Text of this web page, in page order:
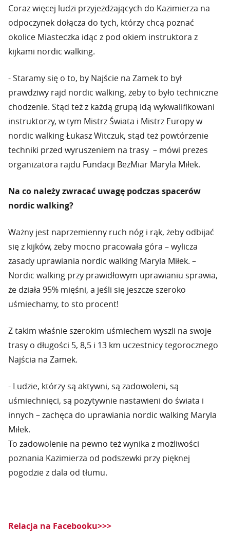
Coraz więcej ludzi przyjeżdżających do Kazimierza na
odpoczynek dołącza do tych, którzy chcą poznać
okolice Miasteczka idąc z pod okiem instruktora z
kijkami nordic walking.
- Staramy się o to, by Najście na Zamek to był
prawdziwy rajd nordic walking, żeby to było techniczne
chodzenie. Stąd też z każdą grupą idą wykwalifikowani
instruktorzy, w tym Mistrz Świata i Mistrz Europy w
nordic walking Łukasz Witczuk, stąd też powtórzenie
techniki przed wyruszeniem na trasy – mówi prezes
organizatora rajdu Fundacji BezMiar Maryla Miłek.
Na co należy zwracać uwagę podczas spacerów
nordic walking?
Ważny jest naprzemienny ruch nóg i rąk, żeby odbijać
się z kijków, żeby mocno pracowała góra – wylicza
zasady uprawiania nordic walking Maryla Miłek. –
Nordic walking przy prawidłowym uprawianiu sprawia,
że działa 95% mięśni, a jeśli się jeszcze szeroko
uśmiechamy, to sto procent!
Z takim właśnie szerokim uśmiechem wyszli na swoje
trasy o długości 5, 8,5 i 13 km uczestnicy tegorocznego
Najścia na Zamek.
- Ludzie, którzy są aktywni, są zadowoleni, są
uśmiechnięci, są pozytywnie nastawieni do świata i
innych – zachęca do uprawiania nordic walking Maryla
Miłek.
To zadowolenie na pewno też wynika z możliwości
poznania Kazimierza od podszewki przy pięknej
pogodzie z dala od tłumu.
Relacja na Facebooku>>>